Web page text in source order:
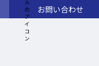
お問い合わせ